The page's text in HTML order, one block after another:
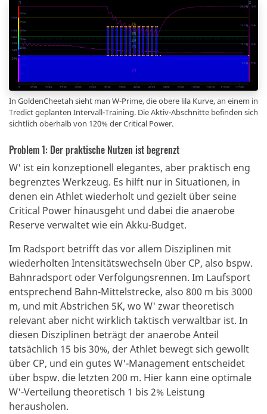
In GoldenCheetah sieht man W-Prime, die obere lila Kurve, an einem in
Tredict geplanten Intervall-Training. Die Aktiv-Abschnitte befinden sich
sichtlich oberhalb von 120% der Critical Power.
Problem 1: Der praktische Nutzen ist begrenzt
W' ist ein konzeptionell elegantes, aber praktisch eng
begrenztes Werkzeug. Es hilft nur in Situationen, in
denen ein Athlet wiederholt und gezielt über seine
Critical Power hinausgeht und dabei die anaerobe
Reserve verwaltet wie ein Akku-Budget.
Im Radsport betrifft das vor allem Disziplinen mit
wiederholten Intensitätswechseln über CP, also bspw.
Bahnradsport oder Verfolgungsrennen. Im Laufsport
entsprechend Bahn-Mittelstrecke, also 800 m bis 3000
m, und mit Abstrichen 5K, wo W' zwar theoretisch
relevant aber nicht wirklich taktisch verwaltbar ist. In
diesen Disziplinen beträgt der anaerobe Anteil
tatsächlich 15 bis 30%, der Athlet bewegt sich gewollt
über CP, und ein gutes W'-Management entscheidet
über bspw. die letzten 200 m. Hier kann eine optimale
W'-Verteilung theoretisch 1 bis 2% Leistung
herausholen.